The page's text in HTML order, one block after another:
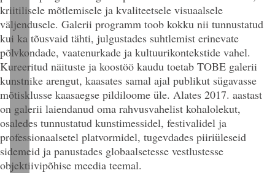
kriitilisele mõtlemisele ja kvaliteetsele visuaalsele
väljendusele. Galerii programm toob kokku nii tunnustatud
kui ka tõusvaid tähti, julgustades suhtlemist erinevate
põlvkondade, vaatenurkade ja kultuurikontekstide vahel.
Kureeritud näituste ja koostöö kaudu toetab TOBE galerii
kunstnike arengut, kaasates samal ajal publikut sügavasse
mõtisklusse kaasaegse pildiloome üle. Alates 2017. aastast
on galerii laiendanud oma rahvusvahelist kohalolekut,
osaledes tunnustatud kunstimessidel, festivalidel ja
professionaalsetel platvormidel, tugevdades piiriüleseid
sidemeid ja panustades globaalsetesse vestlustesse
objektiivipõhise meedia teemal.